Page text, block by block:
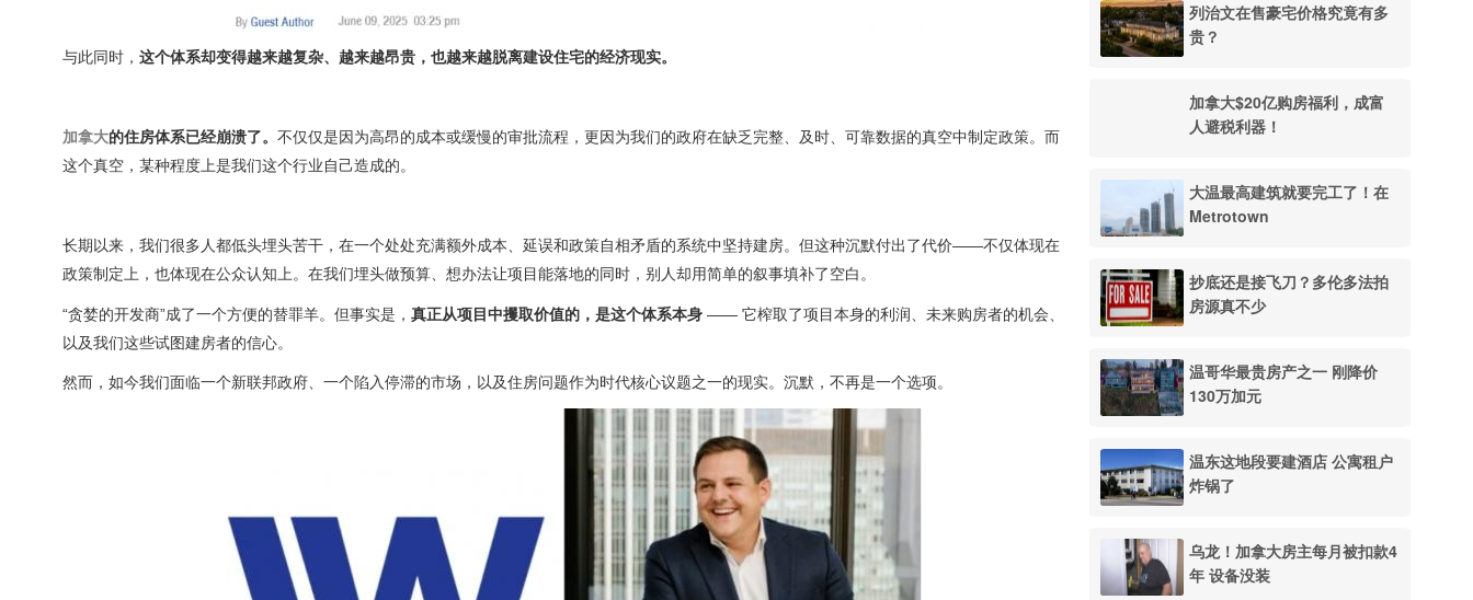
与此同时， 这个体系却变得越来越复杂、越来越昂贵，也越来越脱离建设住宅的经济现实。
加拿大的住房体系已经崩溃了。 不仅仅是因为高昂的成本或缓慢的审批流程，更因为我们的政府在缺乏完整、及时、可靠数据的真空中制定政策。而
这个真空，某种程度上是我们这个行业自己造成的。
长期以来，我们很多人都低头埋头苦干，在一个处处充满额外成本、延误和政策自相矛盾的系统中坚持建房。但这种沉默付出了代价——不仅体现在
政策制定上，也体现在公众认知上。在我们埋头做预算、想办法让项目能落地的同时，别人却用简单的叙事填补了空白。
“贪婪的开发商”成了一个方便的替罪羊。但事实是， 真正从项目中攫取价值的，是这个体系本身 —— 它榨取了项目本身的利润、未来购房者的机会、
以及我们这些试图建房者的信心。
然而，如今我们面临一个新联邦政府、一个陷入停滞的市场，以及住房问题作为时代核心议题之一的现实。沉默，不再是一个选项。
列治文在售豪宅价格究竟有多
贵？
加拿大$20亿购房福利，成富
人避税利器！
大温最高建筑就要完工了！在
Metrotown
抄底还是接飞刀？多伦多法拍
房源真不少
温哥华最贵房产之一 刚降价
130万加元
温东这地段要建酒店 公寓租户
炸锅了
乌龙！加拿大房主每月被扣款4
年 设备没装